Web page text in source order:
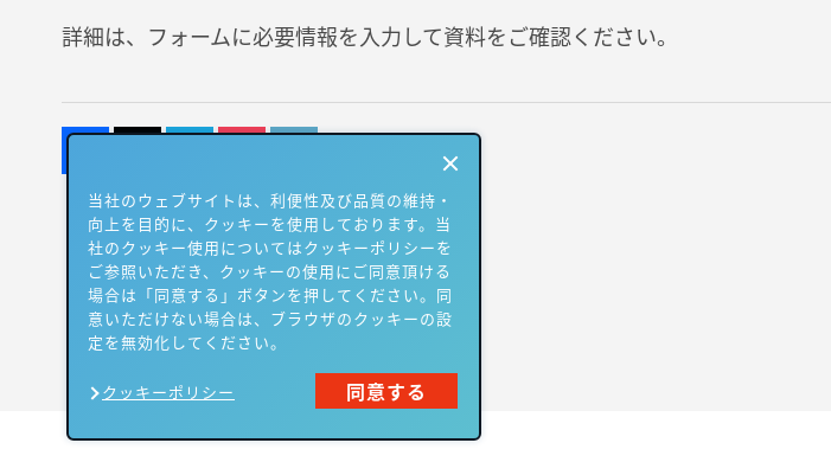
詳細は、フォームに必要情報を入力して資料をご確認ください。
当社のウェブサイトは、利便性及び品質の維持・
向上を目的に、クッキーを使用しております。当
社のクッキー使用についてはクッキーポリシーを
ご参照いただき、クッキーの使用にご同意頂ける
場合は「同意する」ボタンを押してください。同
意いただけない場合は、ブラウザのクッキーの設
定を無効化してください。
クッキーポリシー 同意する